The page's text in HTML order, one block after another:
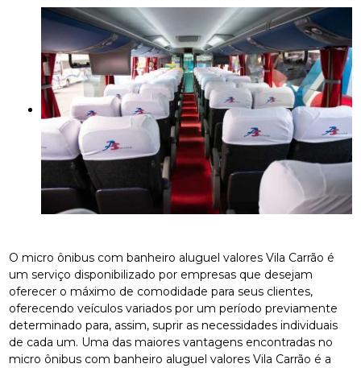
O micro ônibus com banheiro aluguel valores Vila Carrão é
um serviço disponibilizado por empresas que desejam
oferecer o máximo de comodidade para seus clientes,
oferecendo veículos variados por um período previamente
determinado para, assim, suprir as necessidades individuais
de cada um. Uma das maiores vantagens encontradas no
micro ônibus com banheiro aluguel valores Vila Carrão é a